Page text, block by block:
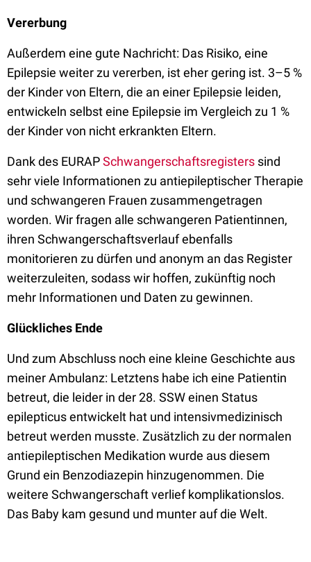
Vererbung
Außerdem eine gute Nachricht: Das Risiko, eine
Epilepsie weiter zu vererben, ist eher gering ist. 3–5 %
der Kinder von Eltern, die an einer Epilepsie leiden,
entwickeln selbst eine Epilepsie im Vergleich zu 1 %
der Kinder von nicht erkrankten Eltern.
Dank des EURAPSchwangerschaftsregisters sind
sehr viele Informationen zu antiepileptischer Therapie
und schwangeren Frauen zusammengetragen
worden. Wir fragen alle schwangeren Patientinnen,
ihren Schwangerschaftsverlauf ebenfalls
monitorieren zu dürfen und anonym an das Register
weiterzuleiten, sodass wir hoffen, zukünftig noch
mehr Informationen und Daten zu gewinnen.
Glückliches Ende
Und zum Abschluss noch eine kleine Geschichte aus
meiner Ambulanz: Letztens habe ich eine Patientin
betreut, die leider in der 28. SSW einen Status
epilepticus entwickelt hat und intensivmedizinisch
betreut werden musste. Zusätzlich zu der normalen
antiepileptischen Medikation wurde aus diesem
Grund ein Benzodiazepin hinzugenommen. Die
weitere Schwangerschaft verlief komplikationslos.
Das Baby kam gesund und munter auf die Welt.